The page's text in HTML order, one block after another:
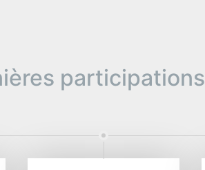
participations